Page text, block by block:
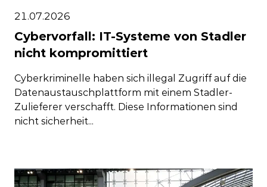
21.07.2026
Cybervorfall: IT-Systeme von Stadler
nicht kompromittiert
Cyberkriminelle haben sich illegal Zugriff auf die
Datenaustauschplattform mit einem Stadler-
Zulieferer verschafft. Diese Informationen sind
nicht sicherheit...